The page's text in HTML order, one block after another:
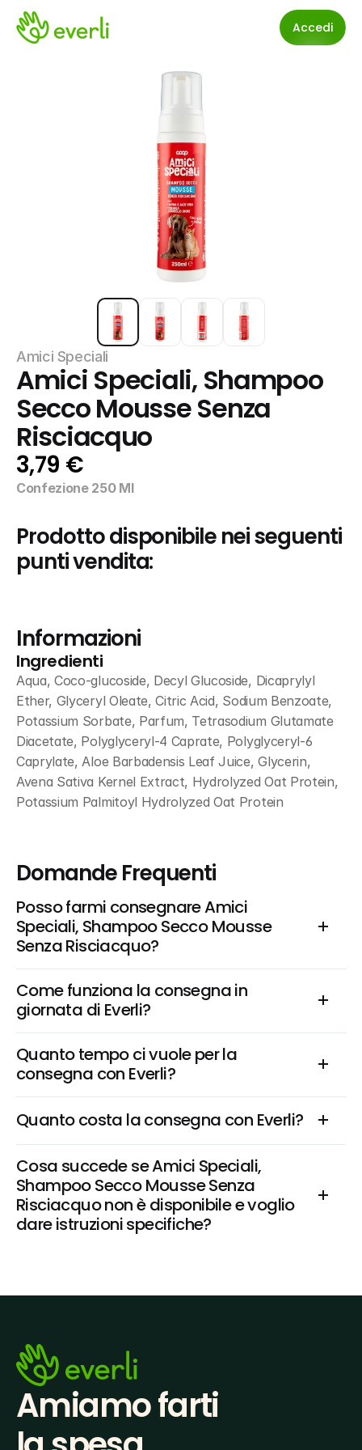
Accedi
Amici Speciali
Amici Speciali, Shampoo
Secco Mousse Senza
Risciacquo
3,79 €
Confezione 250 Ml
Prodotto disponibile nei seguenti
punti vendita:
Informazioni
Ingredienti
Aqua, Coco-glucoside, Decyl Glucoside, Dicaprylyl
Ether, Glyceryl Oleate, Citric Acid, Sodium Benzoate,
Potassium Sorbate, Parfum, Tetrasodium Glutamate
Diacetate, Polyglyceryl-4 Caprate, Polyglyceryl-6
Caprylate, Aloe Barbadensis Leaf Juice, Glycerin,
Avena Sativa Kernel Extract, Hydrolyzed Oat Protein,
Potassium Palmitoyl Hydrolyzed Oat Protein
Domande Frequenti
Posso farmi consegnare Amici
Speciali, Shampoo Secco Mousse
Senza Risciacquo?
Come funziona la consegna in
giornata di Everli?
Quanto tempo ci vuole per la
consegna con Everli?
Quanto costa la consegna con Everli?
Cosa succede se Amici Speciali,
Shampoo Secco Mousse Senza
Risciacquo non è disponibile e voglio
dare istruzioni specifiche?
Amiamo farti